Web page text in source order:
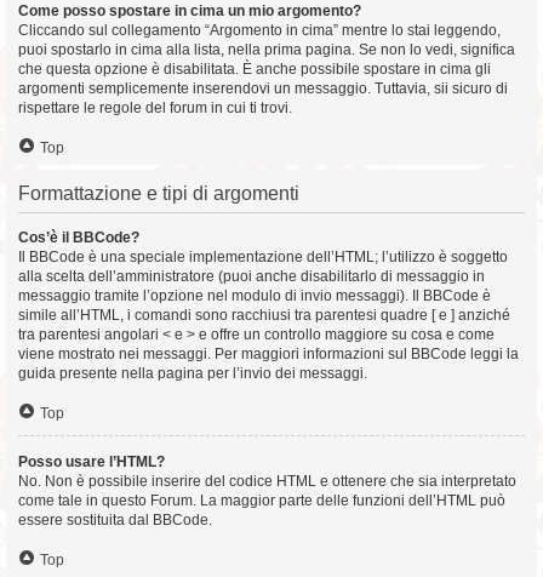
Come posso spostare in cima un mio argomento?
Cliccando sul collegamento “Argomento in cima” mentre lo stai leggendo,
puoi spostarlo in cima alla lista, nella prima pagina. Se non lo vedi, significa
che questa opzione è disabilitata. È anche possibile spostare in cima gli
argomenti semplicemente inserendovi un messaggio. Tuttavia, sii sicuro di
rispettare le regole del forum in cui ti trovi.
Top
Formattazione e tipi di argomenti
Cos’è il BBCode?
Il BBCode è una speciale implementazione dell’HTML; l’utilizzo è soggetto
alla scelta dell’amministratore (puoi anche disabilitarlo di messaggio in
messaggio tramite l’opzione nel modulo di invio messaggi). Il BBCode è
simile all’HTML, i comandi sono racchiusi tra parentesi quadre [ e ] anziché
tra parentesi angolari < e > e offre un controllo maggiore su cosa e come
viene mostrato nei messaggi. Per maggiori informazioni sul BBCode leggi la
guida presente nella pagina per l’invio dei messaggi.
Top
Posso usare l’HTML?
No. Non è possibile inserire del codice HTML e ottenere che sia interpretato
come tale in questo Forum. La maggior parte delle funzioni dell’HTML può
essere sostituita dal BBCode.
Top